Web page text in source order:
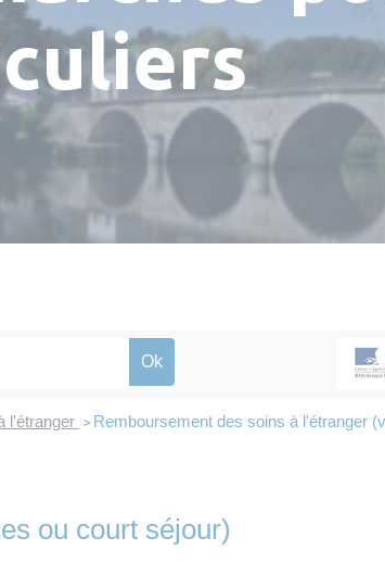
utiles
une salle
l'étranger > Remboursement des soins à l'étranger
ou court séjour)